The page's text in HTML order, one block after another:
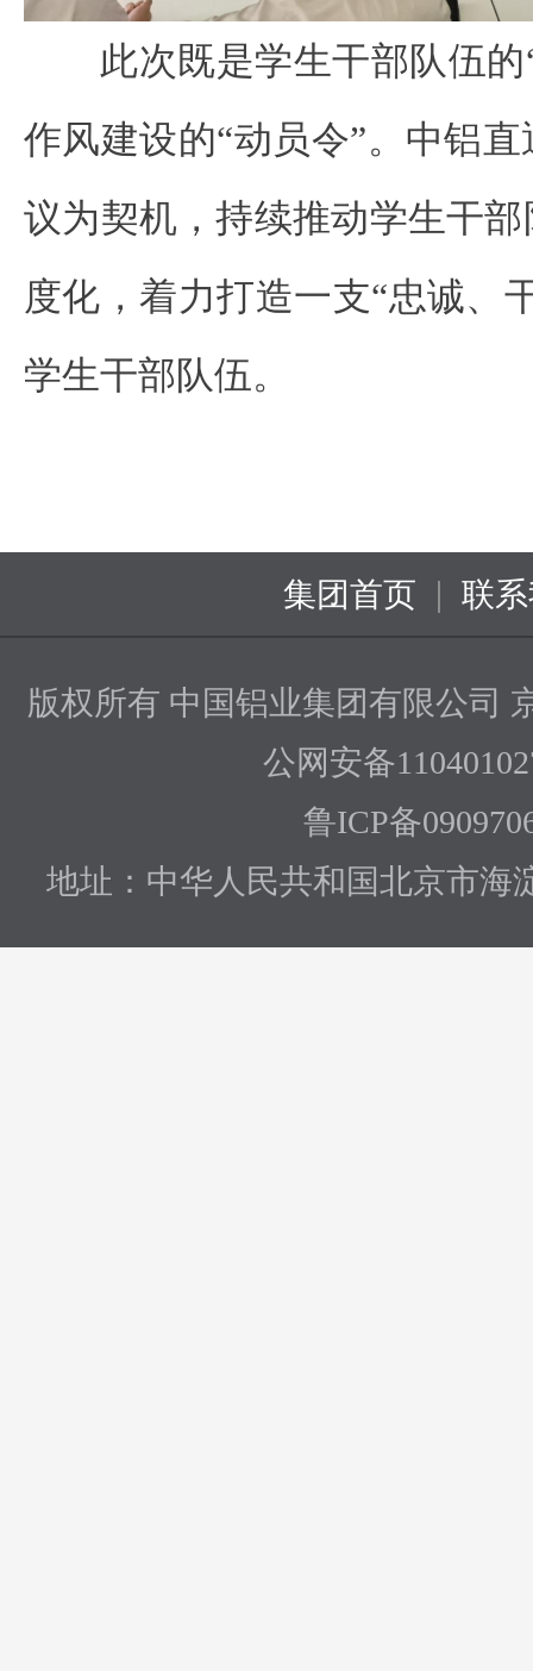
此次既是学生干部队伍
作风建设的“动员令”。中铝
议为契机，持续推动学生干
度化，着力打造一支“忠诚、
学生干部队伍。
集团首页 | 联
版权所有 中国铝业集团有限公司
公网安备
鲁ICP备
地址：中华人民共和国北京市海